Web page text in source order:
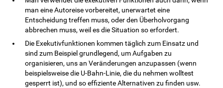
man eine Autoreise vorbereitet, unerwartet eine
Entscheidung treffen muss, oder den Überholvorgang
abbrechen muss, weil es die Situation so erfordert.
Die Exekutivfunktionen kommen täglich zum Einsatz und
sind zum Beispiel grundlegend, um Aufgaben zu
organisieren, uns an Veränderungen anzupassen (wenn
beispielsweise die U-Bahn-Linie, die du nehmen wolltest
gesperrt ist), und so effiziente Alternativen zu finden usw.